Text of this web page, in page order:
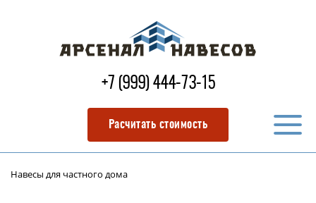
+7 (999) 444-73-15
Расчитать стоимость
Навесы для частного дома